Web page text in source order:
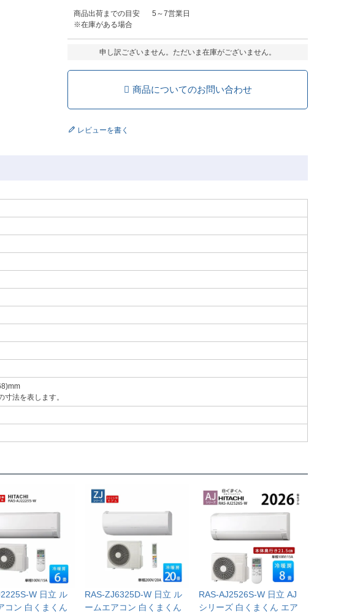
商品出荷までの目安
※在庫がある場合
5～7営業日
申し訳ございません。ただいま在庫がございません。
商品についてのお問い合わせ
レビューを書く
法を表します。
W 日立 ル
コン 白くまくん
RAS-ZJ6325D-W 日立 ル
ームエアコン 白くまくん
RAS-AJ2526S-W 日立 AJ
シリーズ 白くまくん エア